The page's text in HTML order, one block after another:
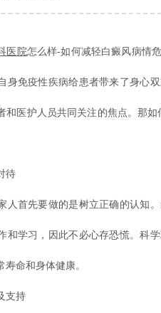
医院怎么样-如何减轻白癜风病情
身免疫性疾病给患者带来了身心
和医护人员共同关注的焦点。那
待
首先要做的是树立正确的认知。
和学习，因此不必心存恐慌。科
命和身体健康。
支持